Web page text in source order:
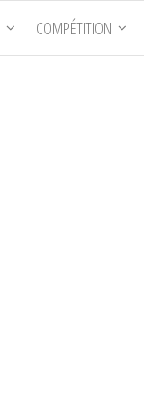
COMPÉTITION